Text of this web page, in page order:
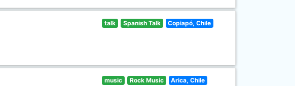
talk Spanish Talk Copiapó, Chile
music Rock Music Arica, Chile